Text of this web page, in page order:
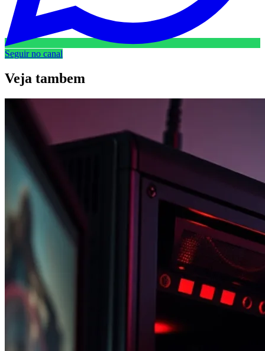
Seguir no canal
Veja tambem